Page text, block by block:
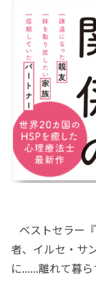
ベストセラー
者、イルセ・サ
に......離れて暮